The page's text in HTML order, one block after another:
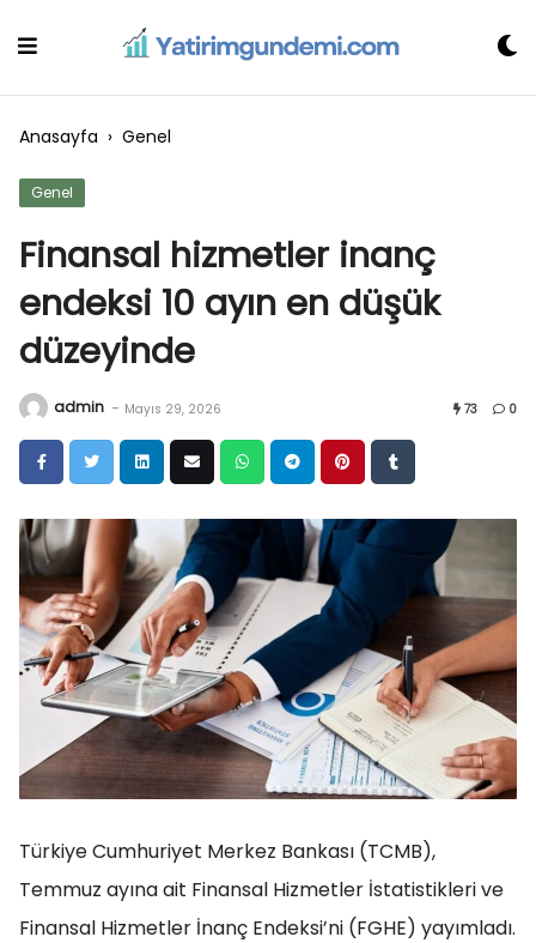
Anasayfa › Genel
Genel
Finansal hizmetler inanç
endeksi 10 ayın en düşük
düzeyinde
admin - Mayıs 29, 2026 73 0
Türkiye Cumhuriyet Merkez Bankası (TCMB),
Temmuz ayına ait Finansal Hizmetler İstatistikleri ve
Finansal Hizmetler İnanç Endeksi’ni (FGHE) yayımladı.